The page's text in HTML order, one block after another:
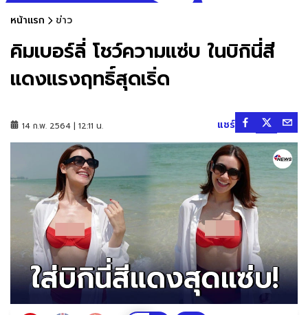
หน้าแรก ข่าว
คิมเบอร์ลี่ โชว์ความแซ่บ ในบิกินี่สี
แดงแรงฤทธิ์สุดเริ่ด
14 ก.พ. 2564 | 12:11 น. แชร์